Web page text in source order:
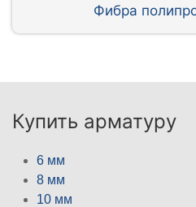
Фибра
Купить арматуру
6 мм
8 мм
10 мм